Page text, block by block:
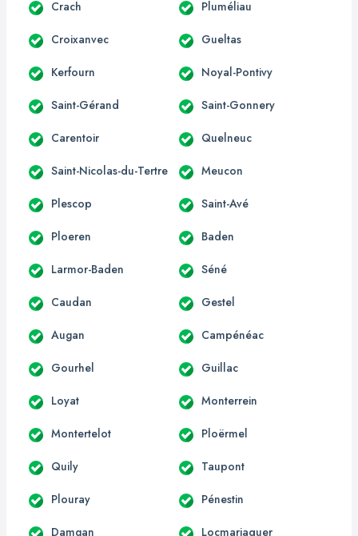
Crach Pluméliau
Croixanvec Gueltas
Kerfourn Noyal-Pontivy
Saint-Gérand Saint-Gonnery
Carentoir Quelneuc
Saint-Nicolas-du-Tertre Meucon
Plescop Saint-Avé
Ploeren Baden
Larmor-Baden Séné
Caudan Gestel
Augan Campénéac
Gourhel Guillac
Loyat Monterrein
Montertelot Ploërmel
Quily Taupont
Plouray Pénestin
Damgan Locmariaquer